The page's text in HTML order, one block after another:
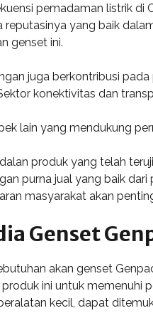
pemadaman listrik di
reputasinya yang baik
genset ini.
juga berkontribusi
konektivitas dan
lain yang mendukung
produk yang telah
purna jual yang baik dari
masyarakat akan
Genset
akan genset
ini untuk memenuhi
kecil, dapat